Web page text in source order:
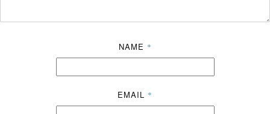
NAME *
EMAIL *